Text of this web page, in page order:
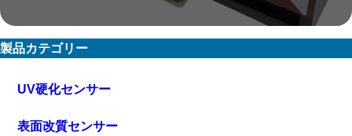
製品カテゴリー
UV硬化センサー
表面改質センサー